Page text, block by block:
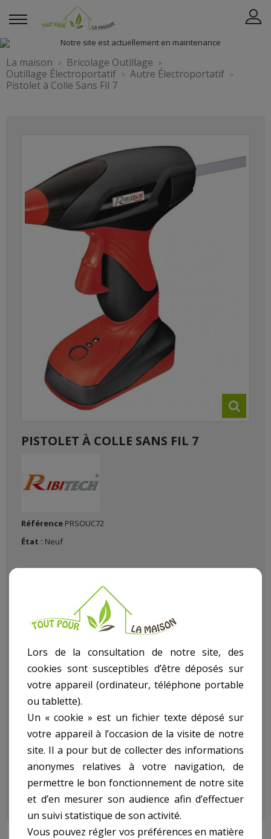
La maison
Bricolage Outillage
Outillage Électroportatif
Autre Électroportatif
Pistolet à Colle Sans Fil 7
PISTOLET À COLLE SANS FIL 7
Référence PRSOUC72
État : Neuf
Pistolet à colle sur batterie.
• Batterie Li-ion 7,2 V - 1300 mAh intégrée
• Chargeur 240 V~50/60 Hz
• Temps de charge : 3-5 h.
• Coupure automatique après 5 min d’inutilisation
• Temps d’utilisation : 60 min selon utilisation
• Température max 170°C
• Livré avec 3 bâtons de colle L 150 mm x Ø 7 mm
Lors de la consultation de notre site, des
cookies sont susceptibles d’être déposés sur
votre appareil (ordinateur, téléphone portable
ou tablette).
Un « cookie » est un fichier texte déposé sur
votre appareil à l’occasion de la visite de notre
site. Il a pour but de collecter des informations
anonymes relatives à votre navigation, de
permettre le bon fonctionnement de notre site
et d’en mesurer son audience afin d’effectuer
un suivi statistique de son activité.
Vous pouvez régler vos préférences en matière